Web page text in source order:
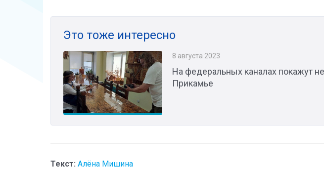
Это тоже интересно
8 августа 2023
На федеральных каналах покажут
Прикамье
Текст: Алёна Мишина